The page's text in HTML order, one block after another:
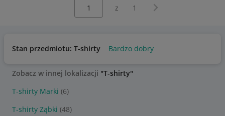
z 1 Następna strona
Stan przedmiotu: T-shirty Bardzo dobry
Zobacz w innej lokalizacji "T-shirty"
T-shirty Marki (6)
T-shirty Ząbki (48)